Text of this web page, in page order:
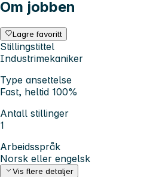
Om jobben
Lagre favoritt
Stillingstittel
Industrimekaniker
Type ansettelse
Fast, heltid 100%
Antall stillinger
1
Arbeidsspråk
Norsk eller engelsk
Vis flere detaljer